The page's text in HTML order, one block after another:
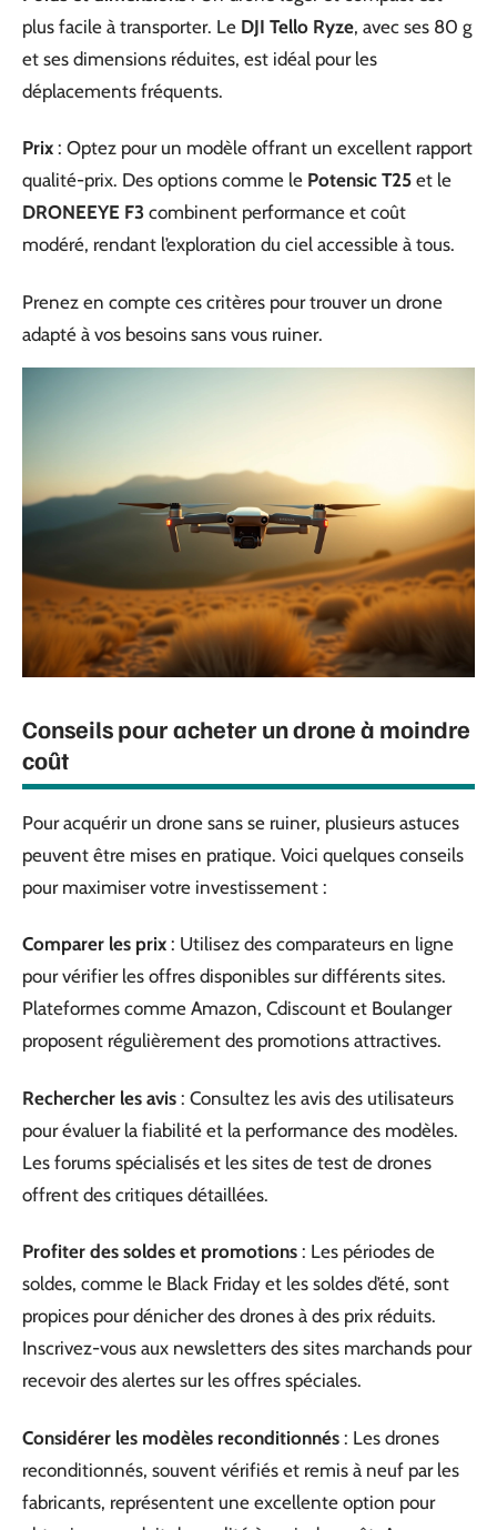
plus facile à transporter. Le DJI Tello Ryze, avec ses 80 g
et ses dimensions réduites, est idéal pour les
déplacements fréquents.
Prix : Optez pour un modèle offrant un excellent rapport
qualité-prix. Des options comme le Potensic T25 et le
DRONEEYE F3 combinent performance et coût
modéré, rendant l’exploration du ciel accessible à tous.
Prenez en compte ces critères pour trouver un drone
adapté à vos besoins sans vous ruiner.
Conseils pour acheter un drone à moindre
coût
Pour acquérir un drone sans se ruiner, plusieurs astuces
peuvent être mises en pratique. Voici quelques conseils
pour maximiser votre investissement :
Comparer les prix : Utilisez des comparateurs en ligne
pour vérifier les offres disponibles sur différents sites.
Plateformes comme Amazon, Cdiscount et Boulanger
proposent régulièrement des promotions attractives.
Rechercher les avis : Consultez les avis des utilisateurs
pour évaluer la fiabilité et la performance des modèles.
Les forums spécialisés et les sites de test de drones
offrent des critiques détaillées.
Profiter des soldes et promotions : Les périodes de
soldes, comme le Black Friday et les soldes d’été, sont
propices pour dénicher des drones à des prix réduits.
Inscrivez-vous aux newsletters des sites marchands pour
recevoir des alertes sur les offres spéciales.
Considérer les modèles reconditionnés : Les drones
reconditionnés, souvent vérifiés et remis à neuf par les
fabricants, représentent une excellente option pour